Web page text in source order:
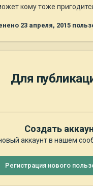
кому тоже
23 апреля, 2015
Для
Создать
аккаунт в нашем
Регистрация нового